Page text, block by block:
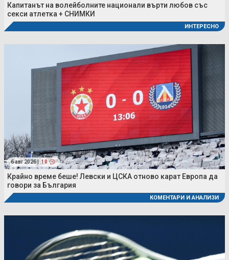
Капитанът на волейболните национали върти любов със
секси атлетка + СНИМКИ
ИНТЕРЕСНО
6 авг 2026 | 10
Крайно време беше! Левски и ЦСКА отново карат Европа да
говори за България
КОМЕНТАРИ И АНАЛИЗИ